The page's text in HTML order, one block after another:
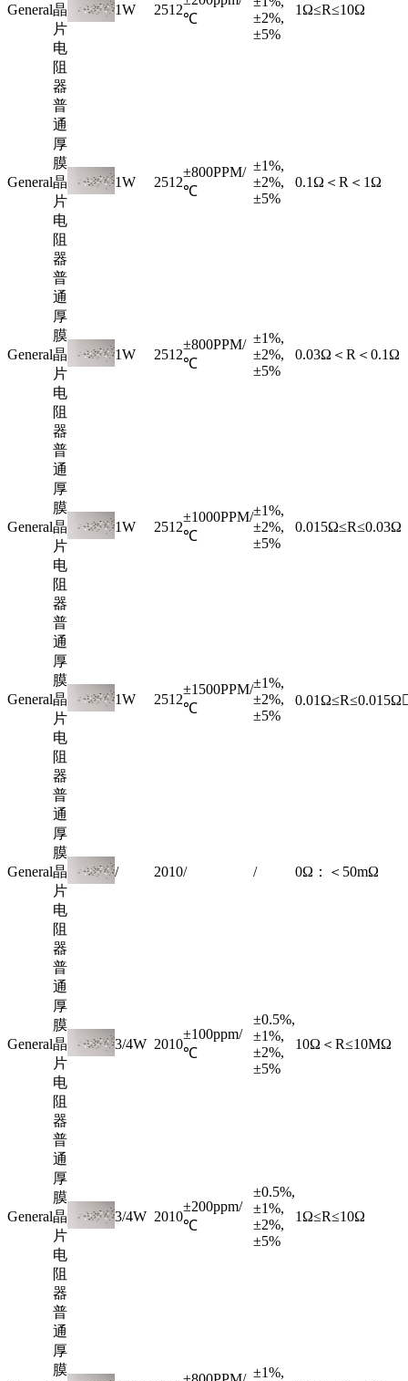
General晶
片
电
阻
器
1W 2512
℃
±2%,
±5%
1Ω≤R≤10Ω
General
普
通
厚
膜
晶
片
电
阻
器
1W 2512
±800PPM/
℃
±1%,
±2%,
±5%
0.1Ω＜R＜1Ω
General
普
通
厚
膜
晶
片
电
阻
器
1W 2512
±800PPM/
℃
±1%,
±2%,
±5%
0.03Ω＜R＜0.1Ω
General
普
通
厚
膜
晶
片
电
阻
器
1W 2512
±1000PPM/
℃
±1%,
±2%,
±5%
0.015Ω≤R≤0.03Ω
General
普
通
厚
膜
晶
片
电
阻
器
1W 2512
±1500PPM/
℃
±1%,
±2%,
±5%
General
普
通
厚
膜
晶
片
电
阻
器
/ 2010/ / 0Ω：＜50mΩ
General
普
通
厚
膜
晶
片
电
阻
器
3/4W 2010
±100ppm/
℃
±0.5%,
±1%,
±2%,
±5%
10Ω＜R≤10MΩ
General
普
通
厚
膜
晶
片
电
阻
器
3/4W 2010
±200ppm/
℃
±0.5%,
±1%,
±2%,
±5%
1Ω≤R≤10Ω
普
通
厚
膜
±1%,